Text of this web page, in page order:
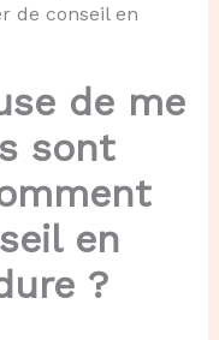
de conseil en
de me
sont
en
?